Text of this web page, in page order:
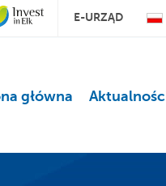
E-URZĄD
główna